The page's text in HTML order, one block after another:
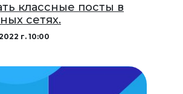
классные посты в
сетях.
г. 10:00